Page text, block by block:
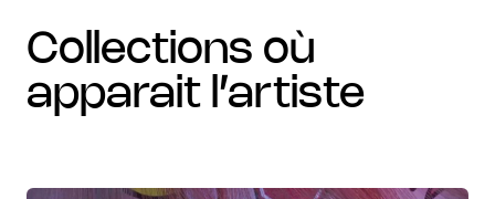
collections où
apparait l’artiste